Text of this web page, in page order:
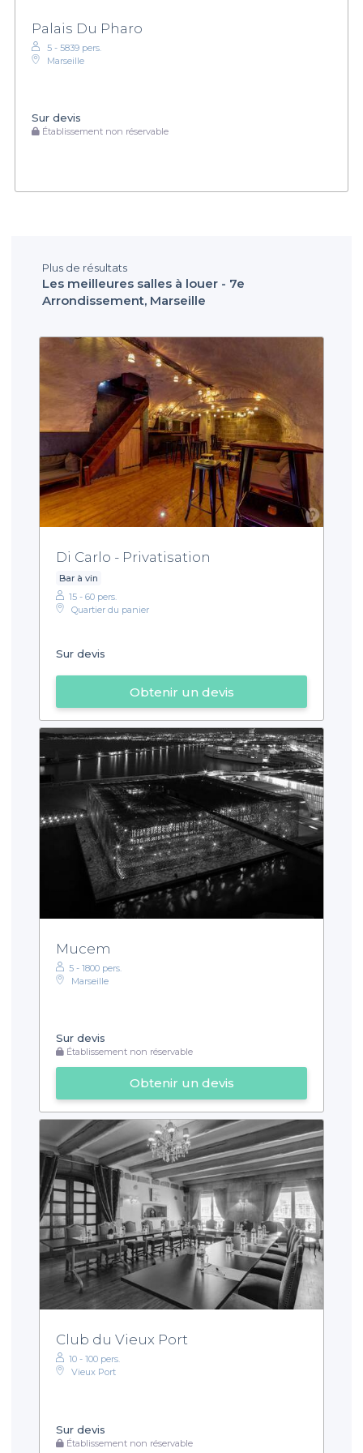
Palais Du Pharo
5 - 5839 pers.
Marseille
Sur devis
Établissement non réservable
Plus de résultats
Les meilleures salles à louer - 7e
Arrondissement, Marseille
Di Carlo - Privatisation
Bar à vin
15 - 60 pers.
Quartier du panier
Sur devis
Obtenir un devis
Mucem
5 - 1800 pers.
Marseille
Sur devis
Établissement non réservable
Obtenir un devis
Club du Vieux Port
10 - 100 pers.
Vieux Port
Sur devis
Établissement non réservable